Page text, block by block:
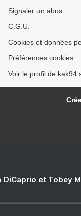
Signaler un abus
C.G.U.
Cookies et données
Préférences cookies
Voir le profil de kak94
DiCaprio et Tobey